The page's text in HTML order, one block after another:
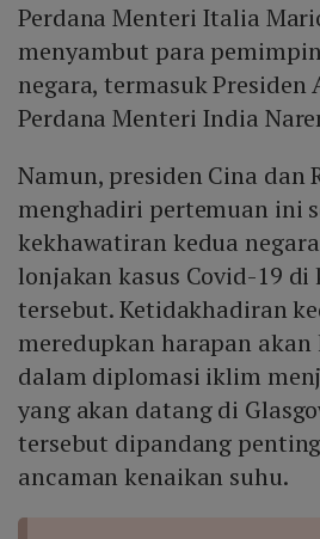
Perdana Menteri Italia
menyambut para
negara, termasuk Presiden
Perdana Menteri India
Namun, presiden Cina dan
menghadiri pertemuan ini
kekhawatiran kedua
lonjakan kasus Covid-19 di
tersebut. Ketidakhadiran
meredupkan harapan akan
dalam diplomasi iklim
yang akan datang di
tersebut dipandang
ancaman kenaikan suhu.